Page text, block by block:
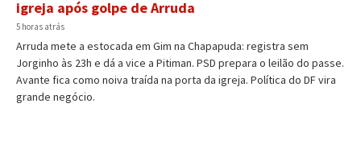
igreja após golpe de Arruda
5 horas atrás
Arruda mete a estocada em Gim na Chapapuda: registra sem
Jorginho às 23h e dá a vice a Pitiman. PSD prepara o leilão do passe.
Avante fica como noiva traída na porta da igreja. Política do DF vira
grande negócio.